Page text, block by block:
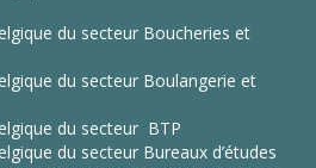
du secteur Boucheries et
du secteur Boulangerie et
du secteur BTP
du secteur Bureaux d’études